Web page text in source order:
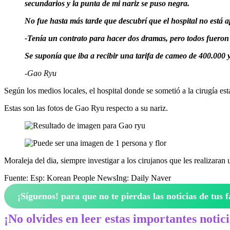
secundarios y la punta de mi nariz se puso negra.
No fue hasta más tarde que descubrí que el hospital no
-Tenía un contrato para hacer dos dramas, pero todos
Se suponía que iba a recibir una tarifa de cameo de
-Gao Ryu
Según los medios locales, el hospital donde se sometió a la cirugía
Estas son las fotos de Gao Ryu respecto a su nariz.
Moraleja del dia, siempre investigar a los cirujanos que les realizaran
Fuente: Esp: Korean People NewsIng: Daily Naver
¡Síguenos! para que no te pierdas las noticias de tus
¡No olvides en leer estas importantes